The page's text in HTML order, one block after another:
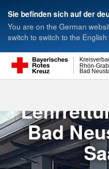
Sie befinden sich auf der
You are on the German
switch to switch to the
Bad
Rhön-
Bad